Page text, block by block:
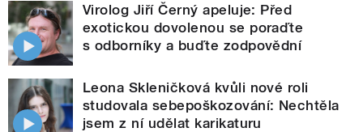
Virolog Jiří Černý apeluje: Před
exotickou dovolenou se poraďte
s odborníky a buďte zodpovědní
Leona Skleničková kvůli nové roli
studovala sebepoškozování: Nechtěla
jsem z ní udělat karikaturu